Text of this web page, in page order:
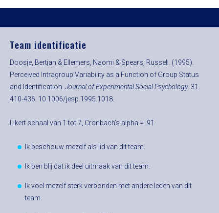
Team identificatie
Doosje, Bertjan & Ellemers, Naomi & Spears, Russell. (1995).
Perceived Intragroup Variability as a Function of Group Status
and Identification. Journal of Experimental Social Psychology. 31.
410-436. 10.1006/jesp.1995.1018.
Likert schaal van 1 tot 7, Cronbach’s alpha = .91
Ik beschouw mezelf als lid van dit team.
Ik ben blij dat ik deel uitmaak van dit team.
Ik voel mezelf sterk verbonden met andere leden van dit
team.